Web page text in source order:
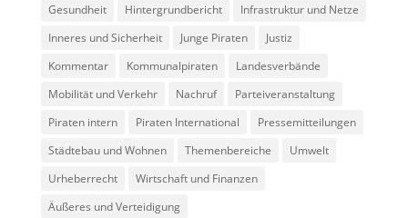
Gesundheit
Hintergrundbericht
Infrastruktur und Netze
Inneres und Sicherheit
Junge Piraten
Justiz
Kommentar
Kommunalpiraten
Landesverbände
Mobilität und Verkehr
Nachruf
Parteiveranstaltung
Piraten intern
Piraten International
Pressemitteilungen
Städtebau und Wohnen
Themenbereiche
Umwelt
Urheberrecht
Wirtschaft und Finanzen
Äußeres und Verteidigung